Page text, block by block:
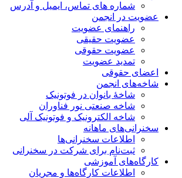
شماره های تماس، ایمیل و آدرس
عضویت در انجمن
راهنمای عضویت
عضویت حقیقی
عضویت حقوقی
تمدید عضویت
اعضای حقوقی
شاخه‌های انجمن
شاخۀ بانوان در فوتونیک
شاخه صنعتی نور فناوران
شاخه‌ الکترونیک و فوتونیک آلی
سخنرانی‌های ماهانه
اطلاعات سخنرانی‌‌ها
ثبت‌نام برای شرکت در سخنرانی
کارگاه‌های آموزشی
اطلاعات کارگاه‌ها و مجریان